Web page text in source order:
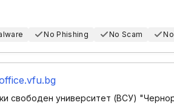
No Phishing No Scam
свободен университет (ВСУ)